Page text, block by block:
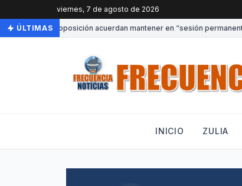
viernes, 7 de agosto de 2026
ÚLTIMAS
Gobierno y oposición acuerdan mantener en “sesión
INICIO ZULIA